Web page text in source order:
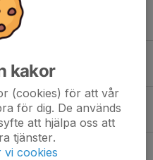
27, 29-30 augusti
Trail den 22 augusti
kakor
(cookies) för att vår
för dig. De används
att hjälpa oss att
tjänster.
vi cookies